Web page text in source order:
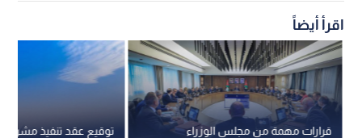
اقرأ أيضاً
توقيع عقد تنفيذ مشروع
قرارات مهمة من مجلس الوزراء